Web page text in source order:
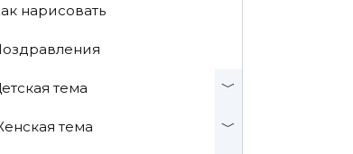
нарисовать
тема
тема